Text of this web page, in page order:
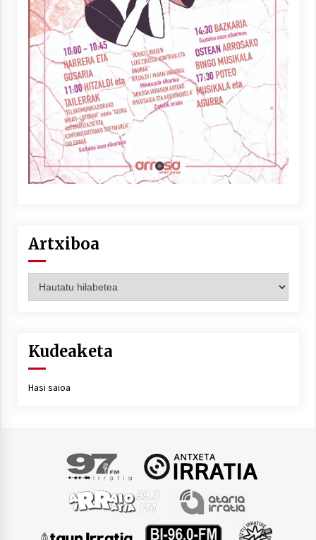
Artxiboa
Kudeaketa
Hasi saioa